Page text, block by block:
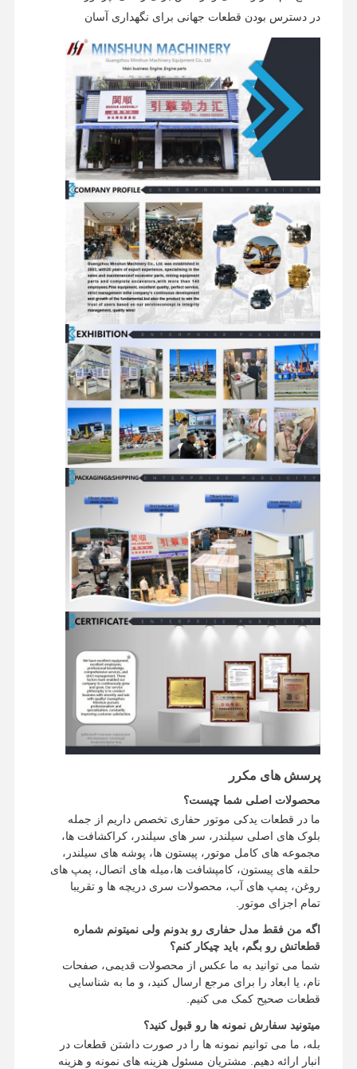
بازدید از
کارخانه
کنترل کیفیت تماس با ما اخبار
پرونده ها
موتور پرکینز
موتور یانمار
موتور کوبوتا
موتور ايسوزو
موتور کامینز
موتور دیزل
موتور میتسوبیشی
موتور بیل مکانیکی
کیت بازسازی موتور
پمپ تزریق
تجمع توربو شارژر
سایر قطعات موتور
سیستم کنترل الکترونیکی
سیستم سوخت موتور
قطعات هیدرولیک بیل مکانیکی
قطعات یدکی بیل مکانیکی
در دسترس بودن قطعات جهانی برای نگهداری آسان
پرسش های مکرر
محصولات اصلی شما چیست؟
ما در قطعات یدکی موتور حفاری تخصص داریم از جمله
بلوک های اصلی سیلندر، سر های سیلندر، کراکشافت ها،
مجموعه های کامل موتور، پیستون ها، پوشه های سیلندر،
حلقه های پیستون، کامپشافت ها،میله های اتصال، پمپ های
روغن، پمپ های آب، محصولات سری دریچه ها و تقریبا
تمام اجزای موتور.
اگه من فقط مدل حفاری رو بدونم ولی نميتونم شماره
قطعاتش رو بگم، باید چیکار کنم؟
شما می توانید به ما عکس از محصولات قدیمی، صفحات
نام، یا ابعاد را برای مرجع ارسال کنید، و ما به شناسایی
قطعات صحیح کمک می کنیم.
میتونید سفارش نمونه ها رو قبول کنید؟
بله، ما می توانیم نمونه ها را در صورت داشتن قطعات در
انبار ارائه دهیم. مشتریان مسئول هزینه های نمونه و هزینه